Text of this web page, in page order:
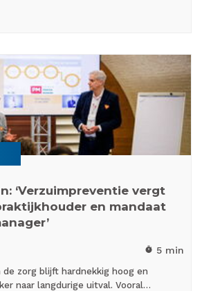
‘Verzuimpreventie vergt
en mandaat
timer 5 min
zorg blijft hardnekkig hoog en
naar langdurige uitval. Vooral…